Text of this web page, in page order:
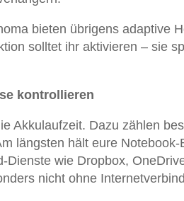
bieten übrigens adaptive
solltet ihr aktivieren – sie
kontrollieren
Akkulaufzeit. Dazu zählen
längsten hält eure
Dienste wie Dropbox,
nicht ohne